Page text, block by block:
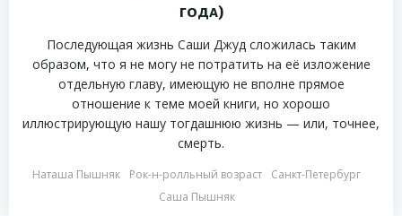
года)
Последующая жизнь Саши Джуд сложилась таким
образом, что я не могу не потратить на её изложение
отдельную главу, имеющую не вполне прямое
отношение к теме моей книги, но хорошо
иллюстрирующую нашу тогдашнюю жизнь — или, точнее,
смерть.
Наташа Пышняк Рок-н-ролльный возраст
Санкт-Петербург
Саша Пышняк